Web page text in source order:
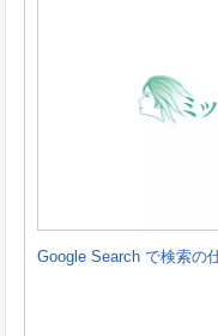
Google Search で検索の